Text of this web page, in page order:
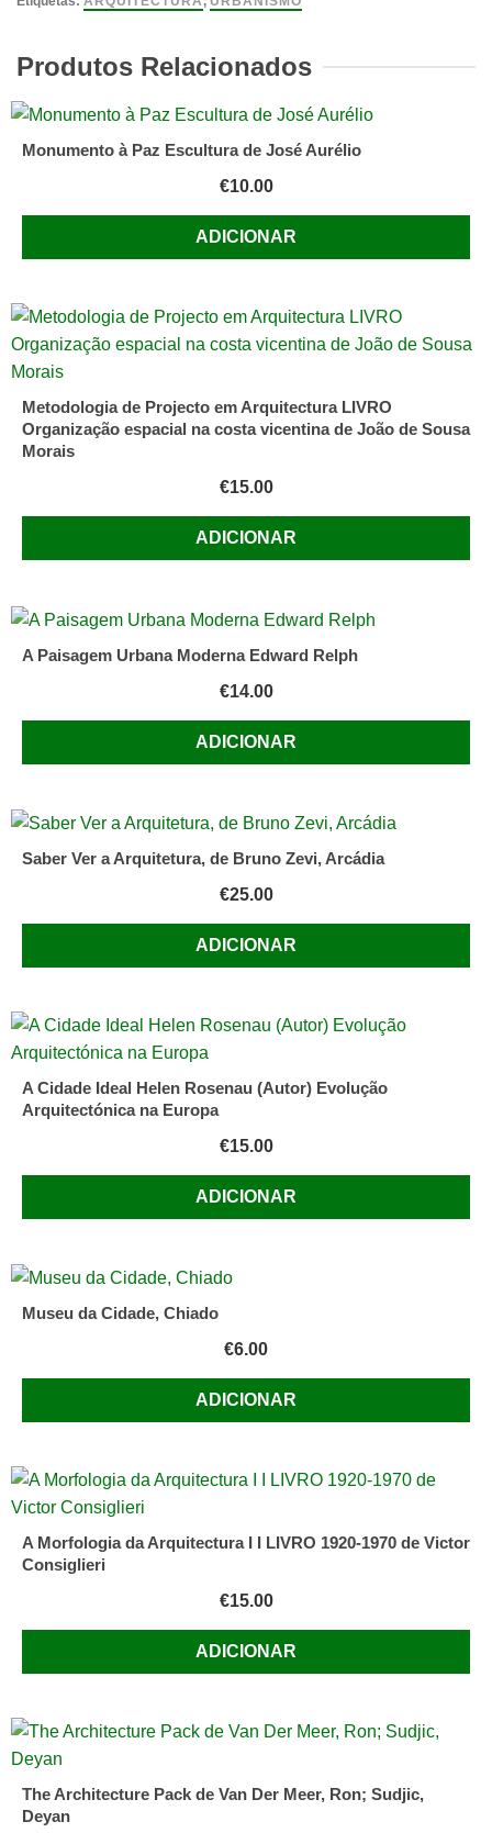
LIVRO
Fernando
Chueca
Produtos Relacionados
Monumento à Paz Escultura de José Aurélio
€10.00
ADICIONAR
Metodologia de Projecto em Arquitectura LIVRO
Organização espacial na costa vicentina de João de Sousa
Morais
€15.00
ADICIONAR
A Paisagem Urbana Moderna Edward Relph
€14.00
ADICIONAR
Saber Ver a Arquitetura, de Bruno Zevi, Arcádia
€25.00
ADICIONAR
A Cidade Ideal Helen Rosenau (Autor) Evolução
Arquitectónica na Europa
€15.00
ADICIONAR
Museu da Cidade, Chiado
€6.00
ADICIONAR
A Morfologia da Arquitectura I I LIVRO 1920-1970 de Victor
Consiglieri
€15.00
ADICIONAR
The Architecture Pack de Van Der Meer, Ron; Sudjic,
Deyan